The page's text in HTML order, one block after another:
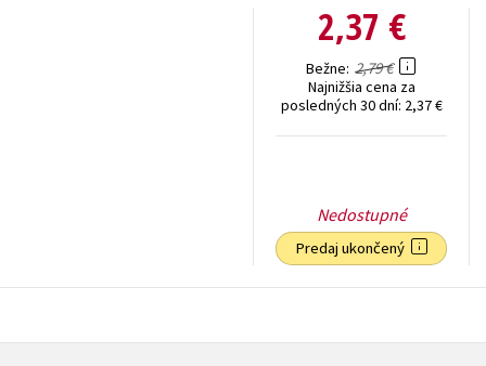
2,37 €
Bežne 2,79 €
Najnižšia cena za
posledných 30 dní: 2,37 €
Nedostupné
Predaj ukončený